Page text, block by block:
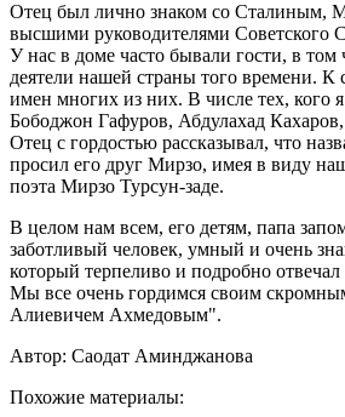
Отец был лично знаком со Сталиным,
высшими руководителями Советского
У нас в доме часто бывали гости, в том
деятели нашей страны того времени.
имен многих из них. В числе тех, кого
Бободжон Гафуров, Абдулахад
Отец с гордостью рассказывал, что
просил его друг Мирзо, имея в виду
поэта Мирзо Турсун-заде.
В целом нам всем, его детям, папа
заботливый человек, умный и очень
который терпеливо и подробно
Мы все очень гордимся своим
Алиевичем Ахмедовым".
Автор: Саодат Аминджанова
Похожие материалы: